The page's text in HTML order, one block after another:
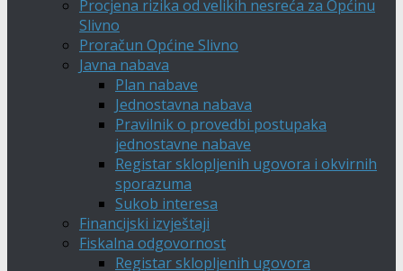
Procjena rizika od velikih nesreća za Općinu
Slivno
Proračun Općine Slivno
Javna nabava
Plan nabave
Jednostavna nabava
Pravilnik o provedbi postupaka
jednostavne nabave
Registar sklopljenih ugovora i okvirnih
sporazuma
Sukob interesa
Financijski izvještaji
Fiskalna odgovornost
Registar sklopljenih ugovora